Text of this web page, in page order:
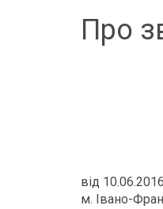
Про
від
м. Івано-